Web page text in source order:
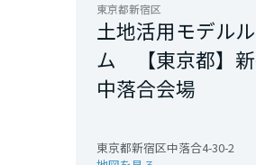
東京都新宿区
土地活用モデル
ム 【東京都】
中落合会場
東京都新宿区中落合4-30-2